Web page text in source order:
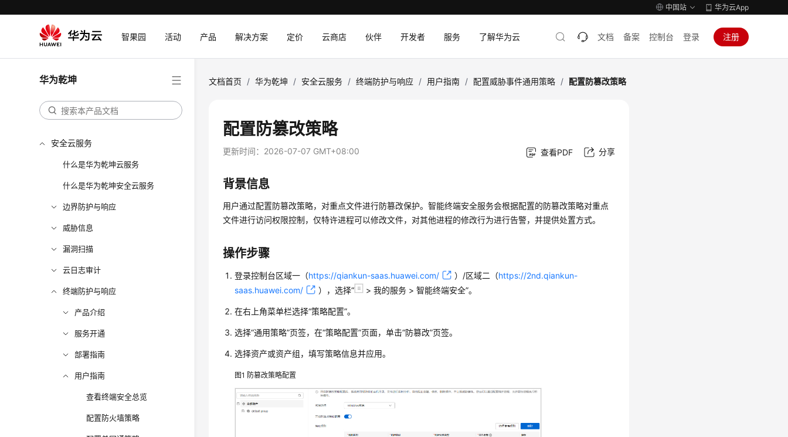
中国站 华为云App
智果园 活动 产品 解决方案 定价 云商店 伙伴 开发者 服务 了解华为云 文档 备案 控制台 登录 注册
华为乾坤
安全云服务
什么是华为乾坤云服务
什么是华为乾坤安全云服务
边界防护与响应
威胁信息
漏洞扫描
云日志审计
终端防护与响应
产品介绍
服务开通
部署指南
用户指南
查看终端安全总览
配置防火墙策略
文档首页 / 华为乾坤 / 安全云服务 / 终端防护与响应 / 用户指南 / 配置威胁事件通用策略 / 配置防篡改策略
配置防篡改策略
更新时间： 2026-07-07 GMT+08:00 查看PDF 分享
背景信息
用户通过配置防篡改策略，对重点文件进行防篡改保护。智能终端安全服务会根据配置的防篡改策略对重点
文件进行访问权限控制，仅特许进程可以修改文件，对其他进程的修改行为进行告警，并提供处置方式。
操作步骤
登录控制台区域一（https://qiankun-saas.huawei.com/ ）/区域二（https://2nd.qiankun-
saas.huawei.com/
） ，选择“ >我的服务 >智能终端安全”。
在右上角菜单栏选择“策略配置”。
选择“通用策略”页签，在“策略配置”页面，单击“防篡改”页签。
选择资产或资产组，填写策略信息并应用。
图1 防篡改策略配置